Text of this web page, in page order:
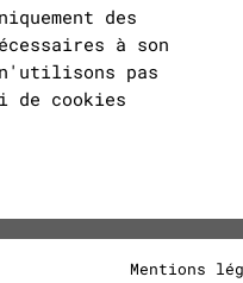
Mentions
des
à son
n'utilisons pas
de cookies